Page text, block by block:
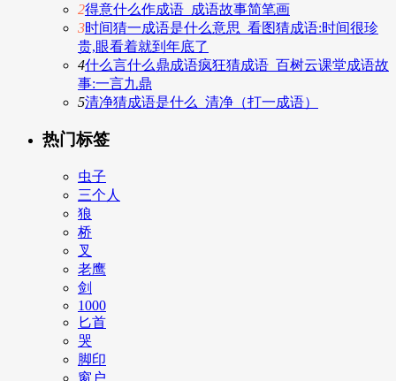
2得意什么作成语_成语故事简笔画
3时间猜一成语是什么意思_看图猜成语:时间很珍
贵,眼看着就到年底了
4什么言什么鼎成语疯狂猜成语_百树云课堂成语故
事:一言九鼎
5清净猜成语是什么_清净（打一成语）
热门标签
虫子
三个人
狼
桥
叉
老鹰
剑
1000
匕首
哭
脚印
窗户